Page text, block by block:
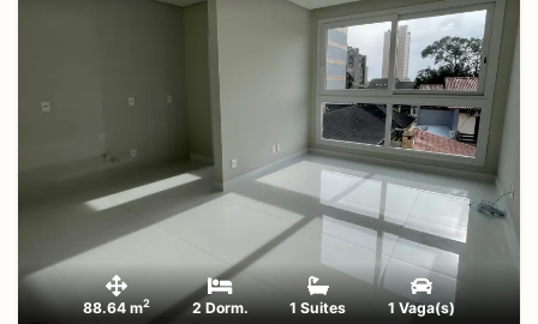
88.64 m2 2 Dorm. 1 Suites 1 Vaga(s)